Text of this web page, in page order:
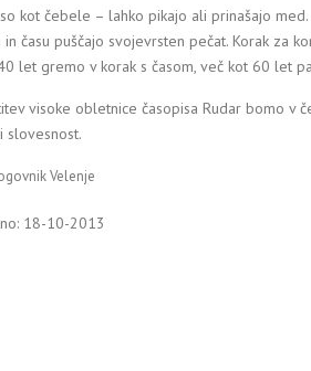
kot čebele – lahko pikajo ali prinašajo
času puščajo svojevrsten pečat. Korak za
let gremo v korak s časom, več kot 60 let
visoke obletnice časopisa Rudar bomo v
slovesnost.
Velenje
18-10-2013